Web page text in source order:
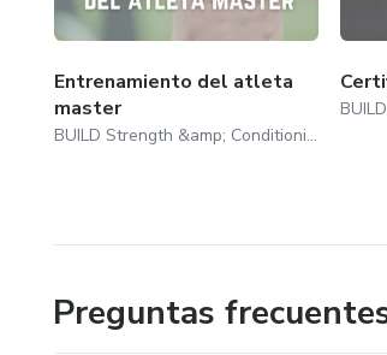
Entrenamiento del atleta
master
BUILD Strength &amp; Conditioning
Preguntas